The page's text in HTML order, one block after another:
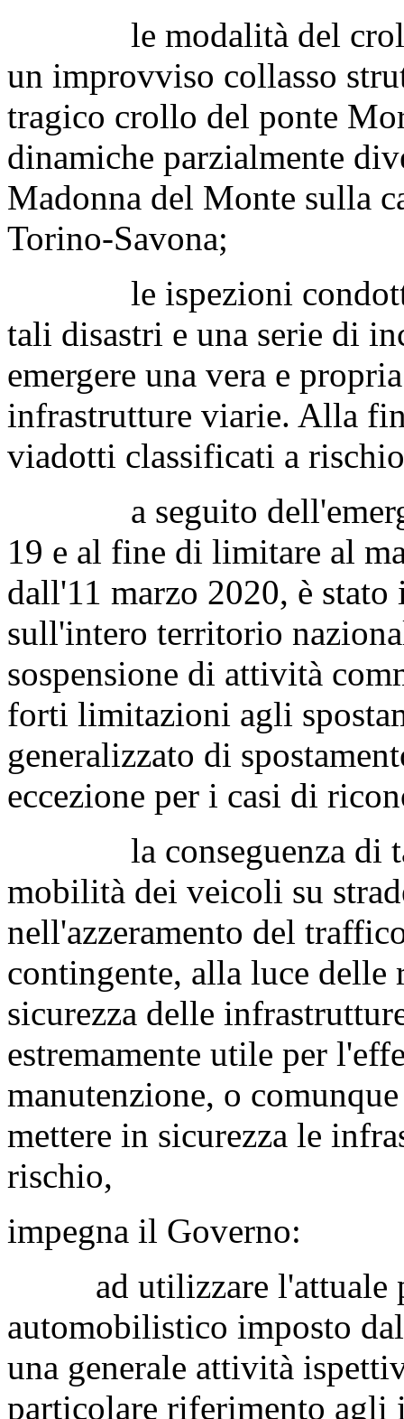
le modalità del crollo
un improvviso collasso
tragico crollo del ponte
dinamiche parzialmente
Madonna del Monte sulla
Torino-Savona;
le ispezioni condotte
tali disastri e una serie di
emergere una vera e
infrastrutture viarie. Alla
viadotti classificati a
a seguito
19 e al fine di limitare al
dall'11 marzo 2020, è
sull'intero territorio
sospensione di attività
forti limitazioni agli
generalizzato di
eccezione per i casi di
la conseguenza di tali
mobilità dei veicoli su
nell'azzeramento del
contingente, alla luce
sicurezza delle
estremamente utile per
manutenzione, o
mettere in sicurezza le
rischio,
impegna il Governo:
ad utilizzare l'attuale
automobilistico imposto
una generale attività
particolare riferimento agli